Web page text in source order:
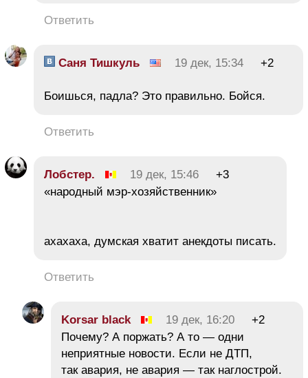
Ответить
Саня Тишкуль 19 дек, 15:34 +2
Боишься, падла? Это правильно. Бойся.
Ответить
Лобстер. 19 дек, 15:46
+3
«народный мэр-хозяйственник»
ахахаха, думская хватит анекдоты писать.
Ответить
Korsar black 19 дек, 16:20
+2
Почему? А поржать? А то — одни
неприятные новости. Если не ДТП,
так авария, не авария — так наглострой.